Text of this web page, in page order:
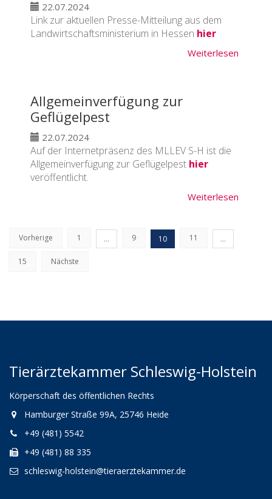
22.07.2024
Link zur aktuellen Presse-Mitteilung aus dem
Landwirtschaftsministerium in Hessen hier
Weiterlesen
Allgemeinverfügung zur
Geflügelpest
22.07.2024
Auf der Internetpräsenz des MLLEV S-H ist die
Allgemeinverfügung zur Geflügelpest hier
veröffentlicht.
Weiterlesen
Vorherige 1 … 9 10 11 …
15 Nächste
Tierärztekammer Schleswig-Holstein
Körperschaft des öffentlichen Rechts
Hamburger Straße 99A, 25746 Heide
+49 (481) 5542
+49 (481) 88 335
schleswig-holstein@tieraerztekammer.de